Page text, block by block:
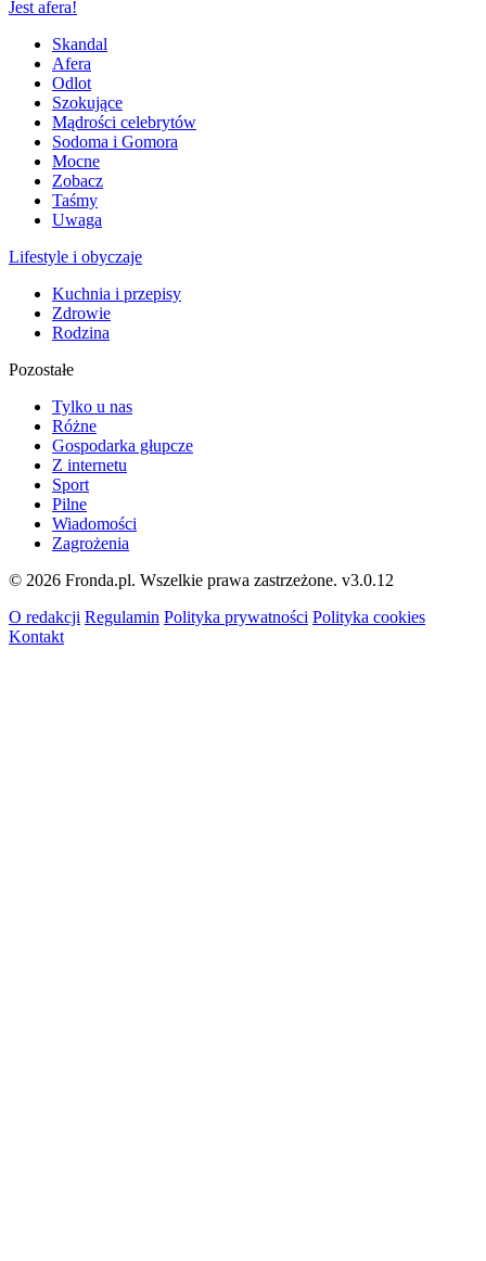
Jest afera!
Skandal
Afera
Odlot
Szokujące
Mądrości celebrytów
Sodoma i Gomora
Mocne
Zobacz
Taśmy
Uwaga
Lifestyle i obyczaje
Kuchnia i przepisy
Zdrowie
Rodzina
Pozostałe
Tylko u nas
Różne
Gospodarka głupcze
Z internetu
Sport
Pilne
Wiadomości
Zagrożenia
© 2026 Fronda.pl. Wszelkie prawa zastrzeżone. v3.0.12
O redakcji Regulamin Polityka prywatności Polityka cookies
Kontakt